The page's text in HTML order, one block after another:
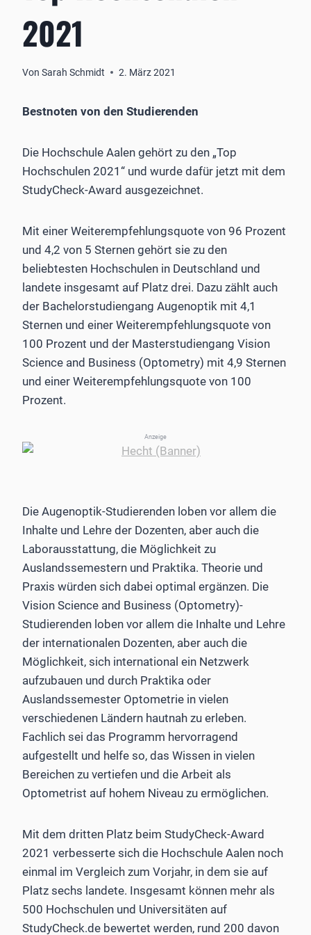
2021
Von Sarah Schmidt 2. März 2021
Bestnoten von den Studierenden
Die Hochschule Aalen gehört zu den „Top
Hochschulen 2021“ und wurde dafür jetzt mit dem
StudyCheck-Award ausgezeichnet.
Mit einer Weiterempfehlungsquote von 96 Prozent
und 4,2 von 5 Sternen gehört sie zu den
beliebtesten Hochschulen in Deutschland und
landete insgesamt auf Platz drei. Dazu zählt auch
der Bachelorstudiengang Augenoptik mit 4,1
Sternen und einer Weiterempfehlungsquote von
100 Prozent und der Masterstudiengang Vision
Science and Business (Optometry) mit 4,9 Sternen
und einer Weiterempfehlungsquote von 100
Prozent.
Anzeige
Die Augenoptik-Studierenden loben vor allem die
Inhalte und Lehre der Dozenten, aber auch die
Laborausstattung, die Möglichkeit zu
Auslandssemestern und Praktika. Theorie und
Praxis würden sich dabei optimal ergänzen. Die
Vision Science and Business (Optometry)-
Studierenden loben vor allem die Inhalte und Lehre
der internationalen Dozenten, aber auch die
Möglichkeit, sich international ein Netzwerk
aufzubauen und durch Praktika oder
Auslandssemester Optometrie in vielen
verschiedenen Ländern hautnah zu erleben.
Fachlich sei das Programm hervorragend
aufgestellt und helfe so, das Wissen in vielen
Bereichen zu vertiefen und die Arbeit als
Optometrist auf hohem Niveau zu ermöglichen.
Mit dem dritten Platz beim StudyCheck-Award
2021 verbesserte sich die Hochschule Aalen noch
einmal im Vergleich zum Vorjahr, in dem sie auf
Platz sechs landete. Insgesamt können mehr als
500 Hochschulen und Universitäten auf
StudyCheck.de bewertet werden, rund 200 davon